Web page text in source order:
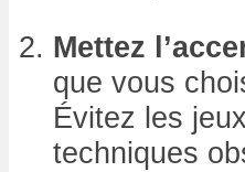
Mettez
que vous
Évitez les
techniques